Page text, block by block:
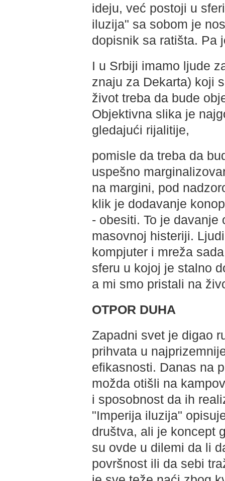
ideju, već postoji u
iluzija" sa sobom je
dopisnik sa ratišta. Pa
I u Srbiji imamo ljude
znaju za Dekarta) koji
život treba da bude
Objektivna slika je
gledajući rijalitije,
pomisle da treba da
uspešno
na margini, pod
klik je dodavanje
- obesiti. To je
masovnoj histeriji.
kompjuter i mreža
sferu u kojoj je stalno
a mi smo pristali na
OTPOR DUHA
Zapadni svet je digao
prihvata u
efikasnosti. Danas na
možda otišli na
i sposobnost da ih
"Imperija iluzija"
društva, ali je koncept
su ovde u dilemi da li
površnost ili da sebi